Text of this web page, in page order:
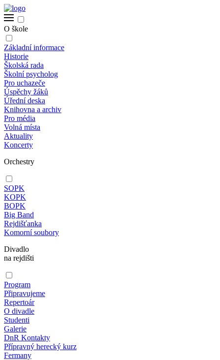
O škole
Základní informace
Historie
Školská rada
Školní psycholog
Pro uchazeče
Úspěchy žáků
Úřední deska
Knihovna a archiv
Pro média
Volná místa
Aktuality
Koncerty
Orchestry
SOPK
KOPK
BOPK
Big Band
Rejdišťanka
Komorní soubory
Divadlo
na rejdišti
Program
Připravujeme
Repertoár
O divadle
Studenti
Galerie
DnR Kontakty
Přípravný herecký kurz
Fermany